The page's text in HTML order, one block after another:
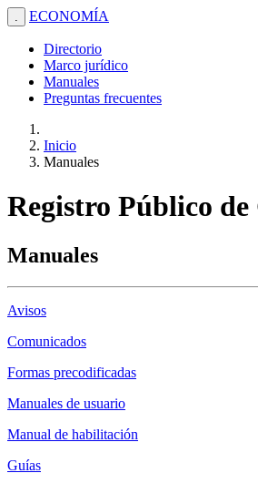
. ECONOMÍA
Directorio
Marco jurídico
Manuales
Preguntas frecuentes
Inicio
Manuales
Registro Público de
Manuales
Avisos
Comunicados
Formas precodificadas
Manuales de usuario
Manual de habilitación
Guías